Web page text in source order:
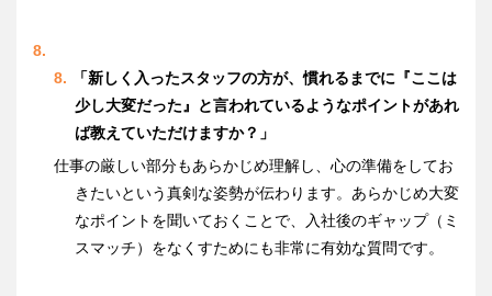
「新しく入ったスタッフの方が、慣れるまでに『ここは
少し大変だった』と言われているようなポイントがあれ
ば教えていただけますか？」
仕事の厳しい部分もあらかじめ理解し、心の準備をしてお
きたいという真剣な姿勢が伝わります。あらかじめ大変
なポイントを聞いておくことで、入社後のギャップ（ミ
スマッチ）をなくすためにも非常に有効な質問です。